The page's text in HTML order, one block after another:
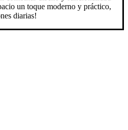
un toque moderno y práctico,
diarias!